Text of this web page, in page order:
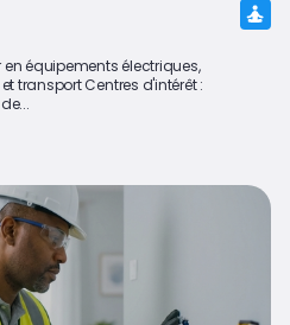
équipements électriques,
transport Centres d'intérêt :